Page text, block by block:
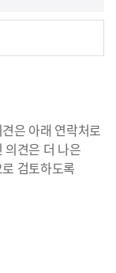
은 아래 연락처로
의견은 더 나은
검토하도록